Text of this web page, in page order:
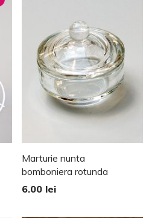
Marturie nunta
bomboniera rotunda
6.00 lei